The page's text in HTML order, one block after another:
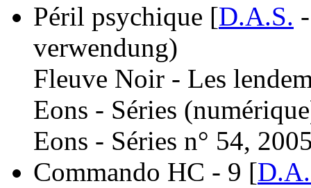
Péril psychique [D.A.S.
verwendung)
Fleuve Noir - Les
Eons - Séries
Eons - Séries n° 54,
Commando HC - 9 [